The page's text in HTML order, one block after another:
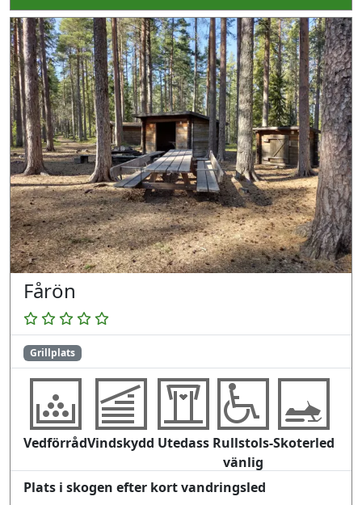
Fårön
Grillplats
VedförrådVindskydd Utedass Rullstols-
vänlig
Skoterled
Plats i skogen efter kort vandringsled